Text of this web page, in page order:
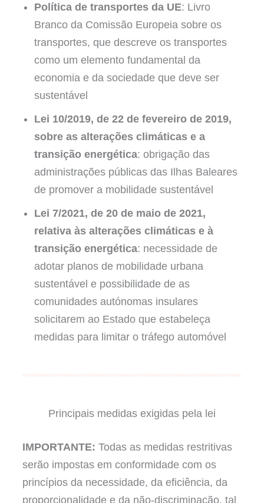
Política de transportes da UE: Livro
Branco da Comissão Europeia sobre os
transportes, que descreve os transportes
como um elemento fundamental da
economia e da sociedade que deve ser
sustentável
Lei 10/2019, de 22 de fevereiro de 2019,
sobre as alterações climáticas e a
transição energética: obrigação das
administrações públicas das Ilhas Baleares
de promover a mobilidade sustentável
Lei 7/2021, de 20 de maio de 2021,
relativa às alterações climáticas e à
transição energética: necessidade de
adotar planos de mobilidade urbana
sustentável e possibilidade de as
comunidades autónomas insulares
solicitarem ao Estado que estabeleça
medidas para limitar o tráfego automóvel
Principais medidas exigidas pela lei
IMPORTANTE: Todas as medidas restritivas
serão impostas em conformidade com os
princípios da necessidade, da eficiência, da
proporcionalidade e da não-discriminação, tal